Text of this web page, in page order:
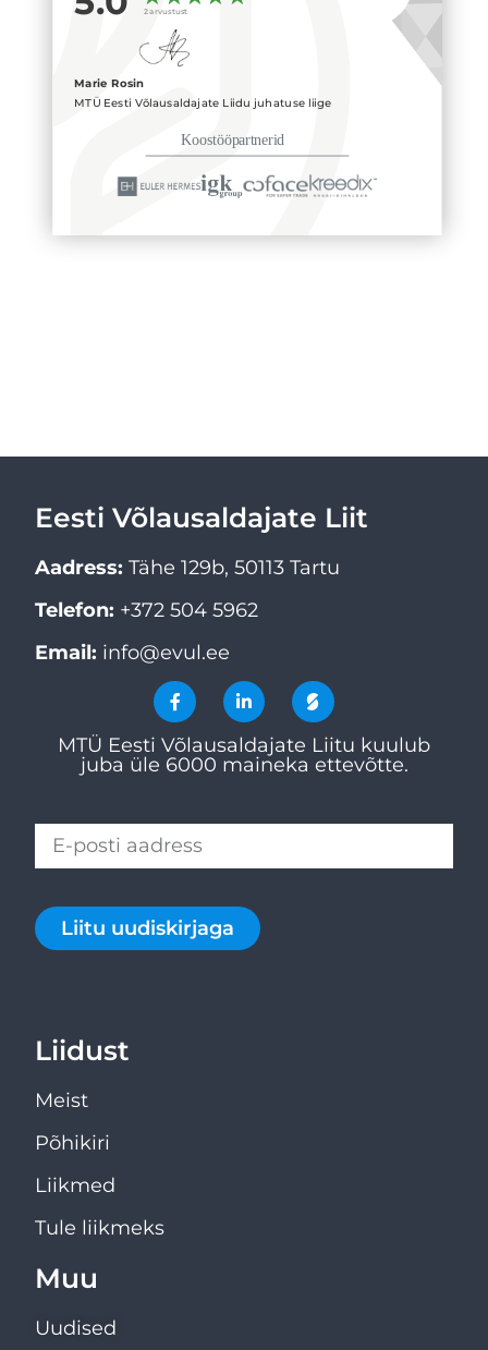
2 arvustust
Marie Rosin
MTÜ Eesti Võlausaldajate Liidu juhatuse liige
Eesti Võlausaldajate Liit
Aadress: Tähe 129b, 50113 Tartu
Telefon: +372 504 5962
Email: info@evul.ee
MTÜ Eesti Võlausaldajate Liitu kuulub
juba üle 6000 maineka ettevõtte.
Liitu uudiskirjaga
Liidust
Meist
Põhikiri
Liikmed
Tule liikmeks
Muu
Uudised